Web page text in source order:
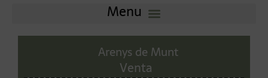
Arenys de Munt
Venta